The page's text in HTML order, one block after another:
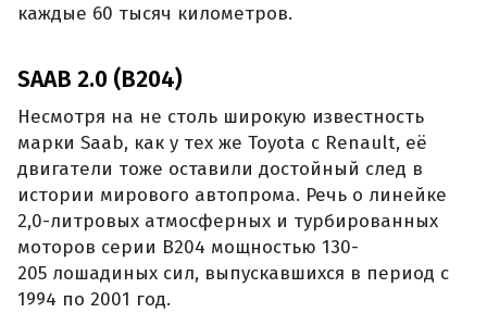
каждые 60 тысяч километров.
SAAB 2.0 (B204)
Несмотря на не столь широкую известность
марки Saab, как у тех же Toyota с Renault, её
двигатели тоже оставили достойный след в
истории мирового автопрома. Речь о линейке
2,0-литровых атмосферных и турбированных
моторов серии B204 мощностью 130-
205 лошадиных сил, выпускавшихся в период с
1994 по 2001 год.